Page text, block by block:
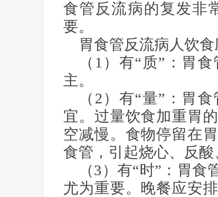
食管反流病的复发非
要。
胃食管反流病人饮
（1）有“质”：胃
主。
（2）有“量”：胃
宜。过量饮食加重胃
空减慢。食物停留在
食管，引起烧心、反
（3）有“时”：胃
尤为重要。晚餐应安